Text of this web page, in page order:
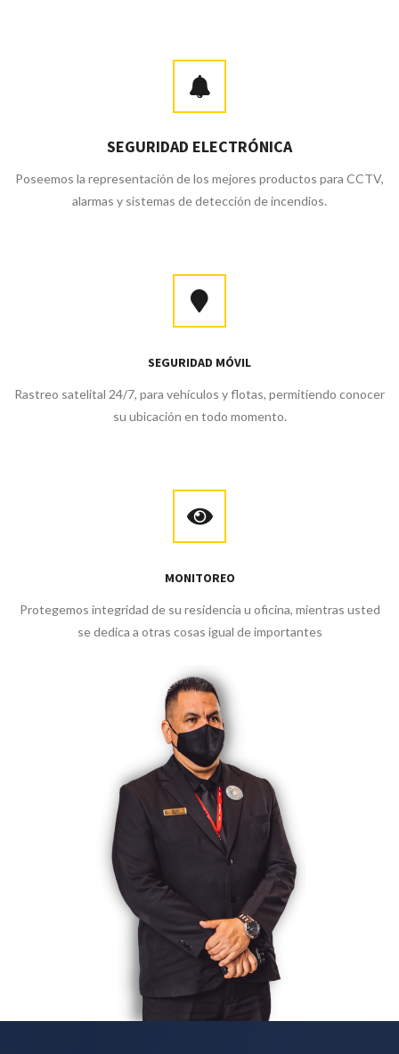
SEGURIDAD ELECTRÓNICA
Poseemos la representación de los mejores productos para CCTV,
alarmas y sistemas de detección de incendios.
SEGURIDAD MÓVIL
Rastreo satelital 24/7, para vehículos y flotas, permitiendo conocer
su ubicación en todo momento.
MONITOREO
Protegemos integridad de su residencia u oficina, mientras usted
se dedica a otras cosas igual de importantes